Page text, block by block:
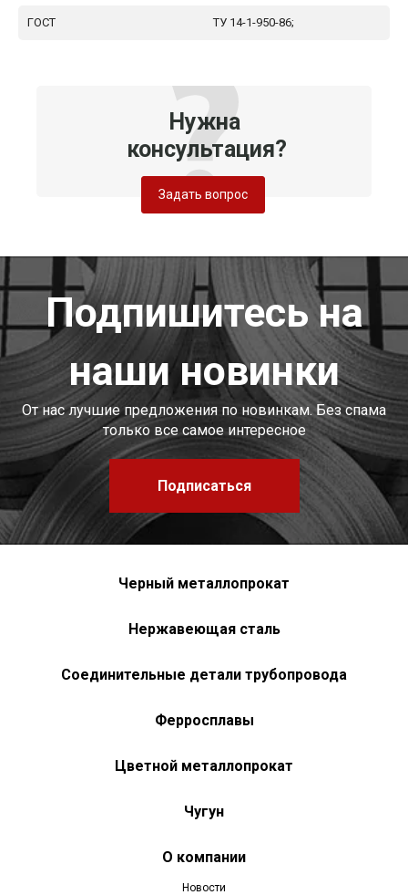
ГОСТ ТУ 14-1-950-86;
Нужна
консультация?
Задать вопрос
Подпишитесь на
наши новинки
От нас лучшие предложения по новинкам. Без спама
только все самое интересное
Подписаться
Черный металлопрокат
Нержавеющая сталь
Соединительные детали трубопровода
Ферросплавы
Цветной металлопрокат
Чугун
О компании
Новости